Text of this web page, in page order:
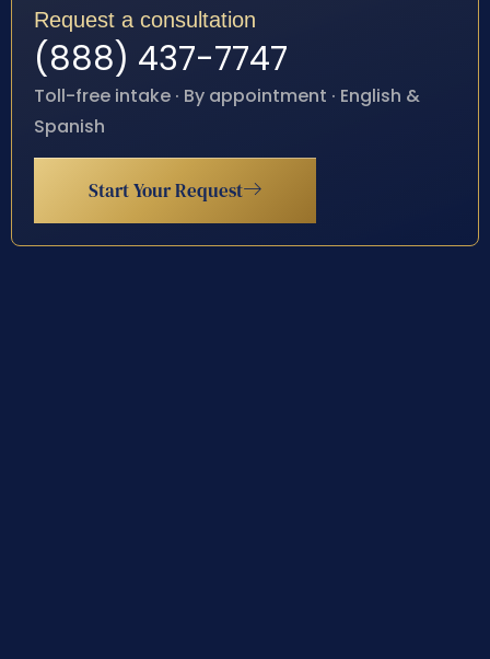
Request a consultation
(888) 437-7747
Toll-free intake · By appointment · English &
Spanish
Start Your Request